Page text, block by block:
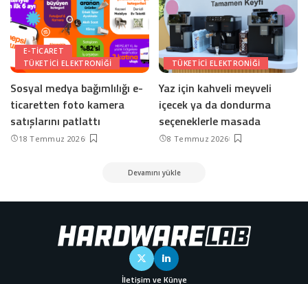
E-TICARET
TÜKETICI ELEKTRONIĞI
Sosyal medya bağımlılığı e-
ticaretten foto kamera
satışlarını patlattı
18 Temmuz 2026
TÜKETICI ELEKTRONIĞI
Yaz için kahveli meyveli
içecek ya da dondurma
seçeneklerle masada
8 Temmuz 2026
Devamını yükle
İletişim ve Künye